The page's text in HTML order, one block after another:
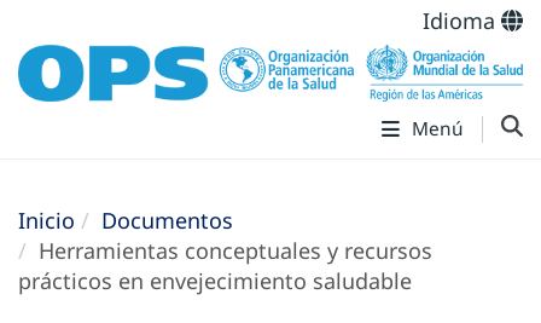
Idioma
Menú
Inicio
Documentos
Herramientas conceptuales y recursos
prácticos en envejecimiento saludable